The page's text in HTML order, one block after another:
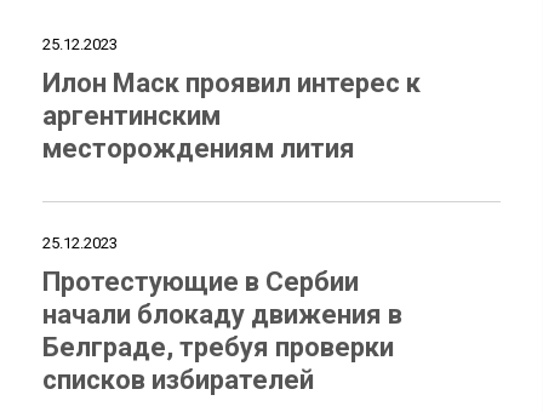
25.12.2023
Илон Маск проявил интерес к
аргентинским
месторождениям лития
25.12.2023
Протестующие в Сербии
начали блокаду движения в
Белграде, требуя проверки
списков избирателей